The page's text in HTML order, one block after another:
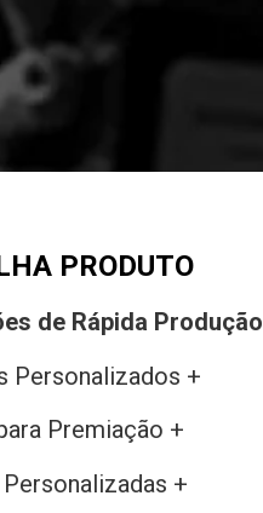
PRODUTO
de Rápida Produção
Personalizados +
Premiação +
+